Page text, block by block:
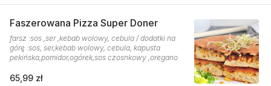
Faszerowana Pizza Super Doner
farsz :sos ,ser ,kebab wolowy, cebula / dodatki na
górę :sos, ser,kebab wolowy, cebula, kapusta
pekińska,pomidor,ogórek,sos czosnkowy ,oregano
65,99 zł